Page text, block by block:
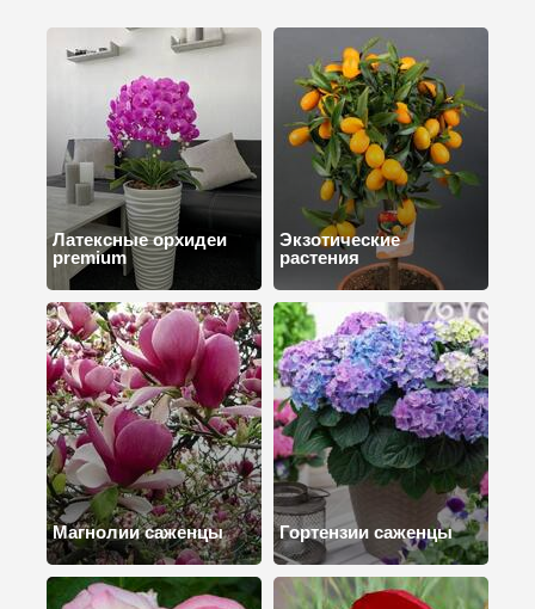
Латексные орхидеи
premium
Экзотические
растения
Магнолии саженцы Гортензии саженцы